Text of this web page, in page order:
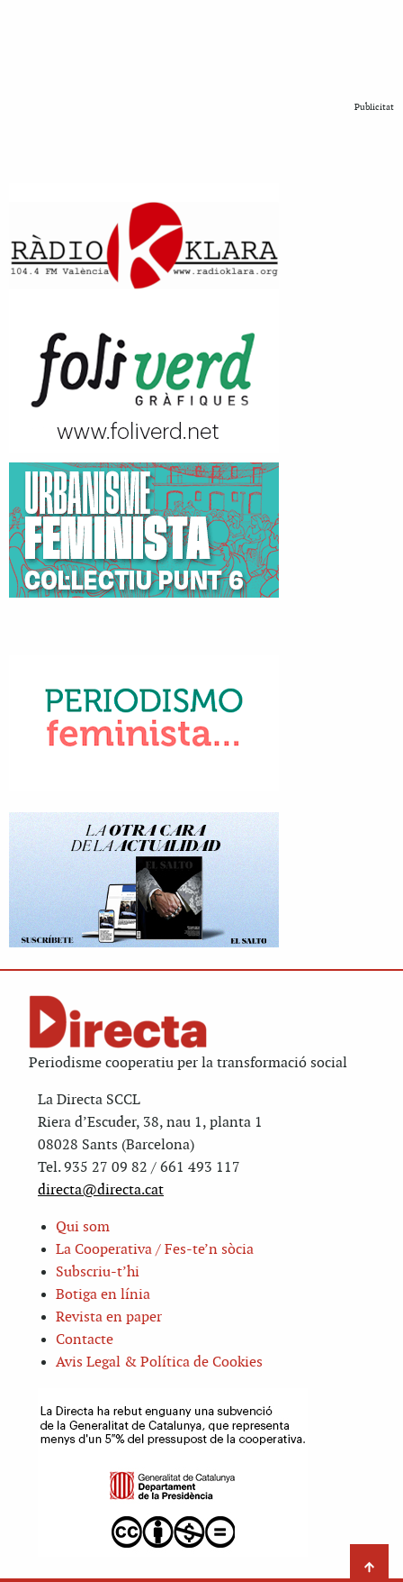
Publicitat
Periodisme cooperatiu per la transformació social
La Directa SCCL
Riera d’Escuder, 38, nau 1, planta 1
08028 Sants (Barcelona)
Tel. 935 27 09 82 / 661 493 117
directa@directa.cat
Qui som
La Cooperativa / Fes-te’n sòcia
Subscriu-t’hi
Botiga en línia
Revista en paper
Contacte
Avis Legal & Política de Cookies